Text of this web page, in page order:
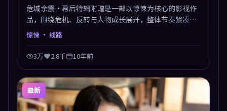
危城余震·幕后特辑附赠是一部以惊悚为核心的影视作
品，围绕危机、反转与人物成长展开，整体节奏紧凑，
值得推荐观看。
惊悚 · 线路
3万 2.8千 10年前
最新